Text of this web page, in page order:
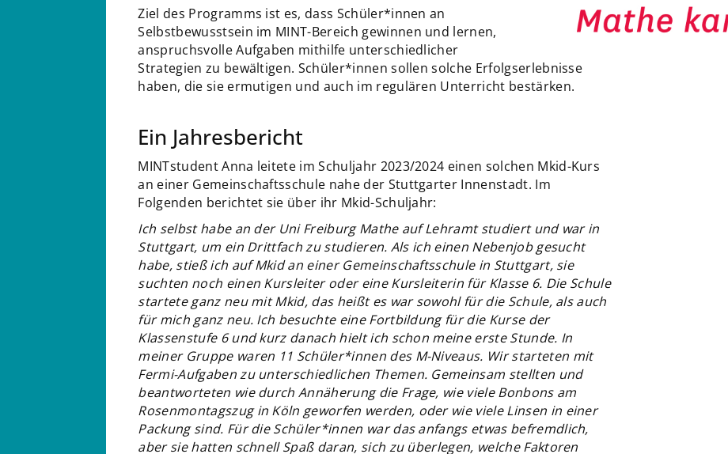
Ziel des Programms ist es, dass Schüler*innen an
Selbstbewusstsein im MINT-Bereich gewinnen und lernen,
anspruchsvolle Aufgaben mithilfe unterschiedlicher
Strategien zu bewältigen. Schüler*innen sollen solche Erfolgserlebnisse
haben, die sie ermutigen und auch im regulären Unterricht bestärken.
Ein Jahresbericht
MINTstudent Anna leitete im Schuljahr 2023/2024 einen solchen Mkid-Kurs
an einer Gemeinschaftsschule nahe der Stuttgarter Innenstadt. Im
Folgenden berichtet sie über ihr Mkid-Schuljahr:
Ich selbst habe an der Uni Freiburg Mathe auf Lehramt studiert und war in
Stuttgart, um ein Drittfach zu studieren. Als ich einen Nebenjob gesucht
habe, stieß ich auf Mkid an einer Gemeinschaftsschule in Stuttgart, sie
suchten noch einen Kursleiter oder eine Kursleiterin für Klasse 6. Die Schule
startete ganz neu mit Mkid, das heißt es war sowohl für die Schule, als auch
für mich ganz neu. Ich besuchte eine Fortbildung für die Kurse der
Klassenstufe 6 und kurz danach hielt ich schon meine erste Stunde. In
meiner Gruppe waren 11 Schüler*innen des M-Niveaus. Wir starteten mit
Fermi-Aufgaben zu unterschiedlichen Themen. Gemeinsam stellten und
beantworteten wie durch Annäherung die Frage, wie viele Bonbons am
Rosenmontagszug in Köln geworfen werden, oder wie viele Linsen in einer
Packung sind. Für die Schüler*innen war das anfangs etwas befremdlich,
aber sie hatten schnell Spaß daran, sich zu überlegen, welche Faktoren